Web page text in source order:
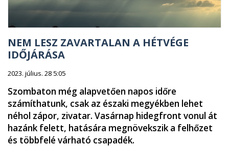
NEM LESZ ZAVARTALAN A HÉTVÉGE
IDŐJÁRÁSA
2023. július. 28 5:05
Szombaton még alapvetően napos időre
számíthatunk, csak az északi megyékben lehet
néhol zápor, zivatar. Vasárnap hidegfront vonul át
hazánk felett, hatására megnövekszik a felhőzet
és többfelé várható csapadék.